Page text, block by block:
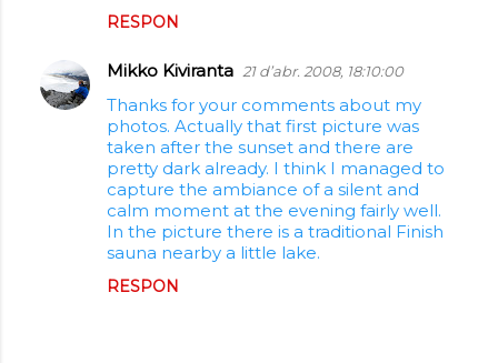
RESPON
Mikko Kiviranta 21 d’abr. 2008, 18:10:00
Thanks for your comments about my
photos. Actually that first picture was
taken after the sunset and there are
pretty dark already. I think I managed to
capture the ambiance of a silent and
calm moment at the evening fairly well.
In the picture there is a traditional Finish
sauna nearby a little lake.
RESPON